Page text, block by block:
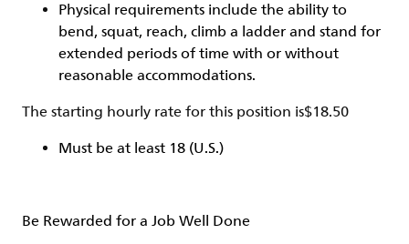
Physical requirements include the ability to
bend, squat, reach, climb a ladder and stand for
extended periods of time with or without
reasonable accommodations.
The starting hourly rate for this position isㅤ$18.50
Must be at least 18 (U.S.)
Be Rewarded for a Job Well Done